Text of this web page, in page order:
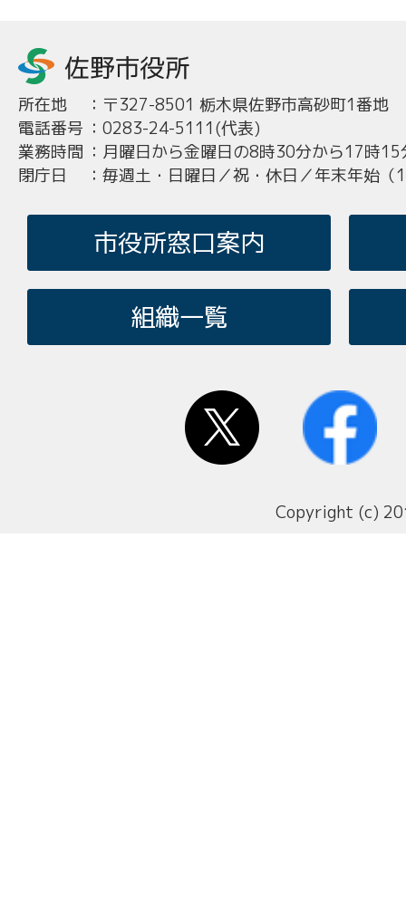
所在地 ： 〒327-8501 栃木県佐野市高砂町1番地
電話番号 ： 0283-24-5111(代表)
業務時間 ： 月曜日から金曜日の8時30分から17時15
閉庁日
： 毎週土・日曜日／祝・休日／年末年始
市役所窓口案内
組織一覧
Copyright (c)